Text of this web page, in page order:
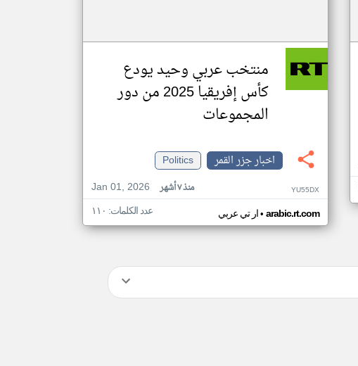
منتخب عربي وحيد يودع
كأس إفريقيا 2025 من دور
المجموعات
اخبار جزر القمر
Politics
Jan 01, 2026
منذ ٧ أشهر YU55DX
ار تي عربي• arabic.rt.com عدد الكلمات: ١١٠